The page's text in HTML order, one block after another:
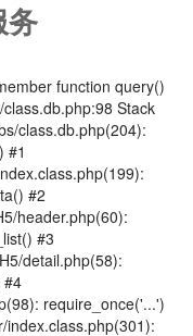
务
function query()
Stack
class.db.php(204):
#1
#2
header.php(60):
#3
detail.php(58):
#4
require_once('...')
index.class.php(301):